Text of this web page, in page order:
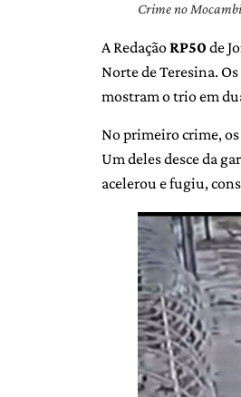
Crime no
A RedaçãoRP50 de
Norte de Teresina.
mostram o trio em
No primeiro crime,
Um deles desce da
acelerou e fugiu,